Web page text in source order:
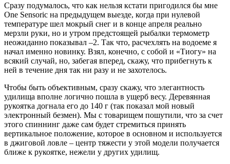
Сразу подумалось, что как нельзя кстати пригодился бы мне
One Sensoric на предыдущем выезде, когда при нулевой
температуре шел мокрый снег и в конце апреля реально
мерзли руки, но и утром предстоящей рыбалки термометр
неожиданно показывал –2. Так что, расчехлять на водоеме я
начал именно новинку. Взял, конечно, с собой и «Тиогу» на
всякий случай, но, забегая вперед, скажу, что прибегнуть к
ней в течение дня так ни разу и не захотелось.
Чтобы быть объективным, сразу скажу, что элегантность
удилища вполне логично пошла в ущерб весу. Деревянная
рукоятка догнала его до 140 г (так показал мой новый
электронный безмен). Мы с товарищем пошутили, что за счет
этого спиннинг даже сам будет стремиться принять
вертикальное положение, которое в основном и используется
в джиговой ловле – центр тяжести у этой модели получается
ближе к рукоятке, нежели у других удилищ.